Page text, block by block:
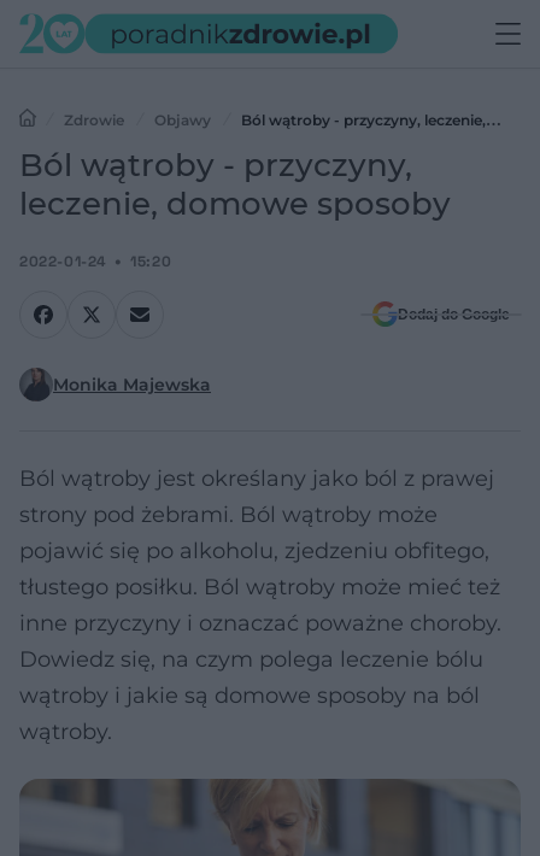
Zdrowie Objawy
Ból wątroby - przyczyny, leczenie,
domowe sposoby
Ból wątroby - przyczyny,
leczenie, domowe sposoby
2022-01-24 15:20
Dodaj do Google
Monika Majewska
Ból wątroby jest określany jako ból z prawej
strony pod żebrami. Ból wątroby może
pojawić się po alkoholu, zjedzeniu obfitego,
tłustego posiłku. Ból wątroby może mieć też
inne przyczyny i oznaczać poważne choroby.
Dowiedz się, na czym polega leczenie bólu
wątroby i jakie są domowe sposoby na ból
wątroby.